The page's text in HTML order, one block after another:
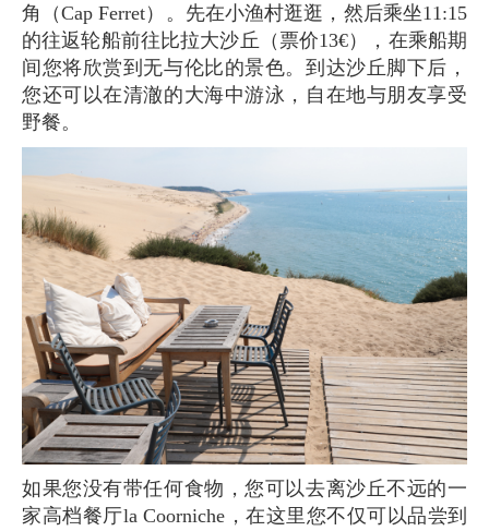
角（Cap Ferret）。先在小渔村逛逛，然后乘坐11:15
的往返轮船前往比拉大沙丘（票价13€），在乘船期
间您将欣赏到无与伦比的景色。到达沙丘脚下后，
您还可以在清澈的大海中游泳，自在地与朋友享受
野餐。
如果您没有带任何食物，您可以去离沙丘不远的一
家高档餐厅la Coorniche，在这里您不仅可以品尝到